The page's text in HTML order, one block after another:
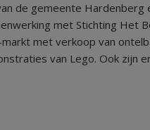
de gemeente Hardenberg
met Stichting Het
met verkoop van
van Lego. Ook zijn